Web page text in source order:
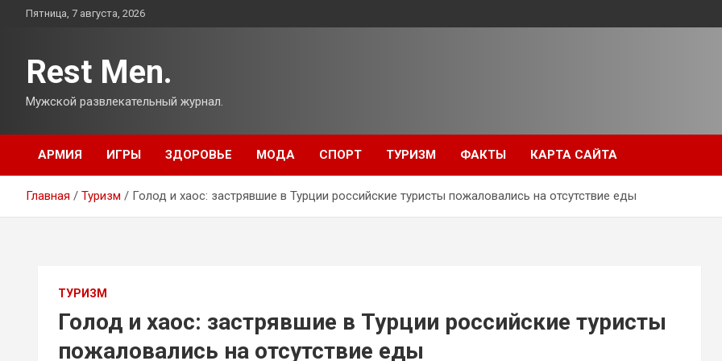
ПерейтиПятница, 7 августа, 2026
Rest Men.
Мужской развлекательный журнал.
АРМИЯ ИГРЫ ЗДОРОВЬЕ МОДА СПОРТ ТУРИЗМ ФАКТЫ КАРТА САЙТА
Главная Туризм Голод и хаос: застрявшие в Турции российские туристы пожаловались на отсутствие еды
ТУРИЗМ
Голод и хаос: застрявшие в Турции российские туристы
пожаловались на отсутствие еды